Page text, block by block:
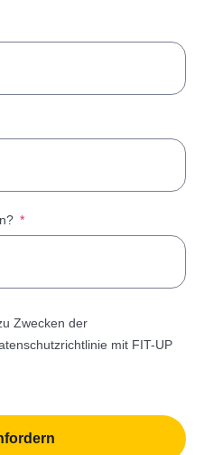
Zwecken der
mit FIT-UP